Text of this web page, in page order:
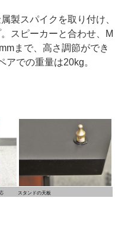
製スパイクを取り付け、
スピーカーと合わせ、M
まで、高さ調節ができ
アでの重量は20kg。
スタンドの天板